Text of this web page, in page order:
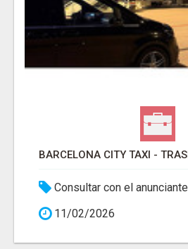
Consultar con el anunciante
11/02/2026